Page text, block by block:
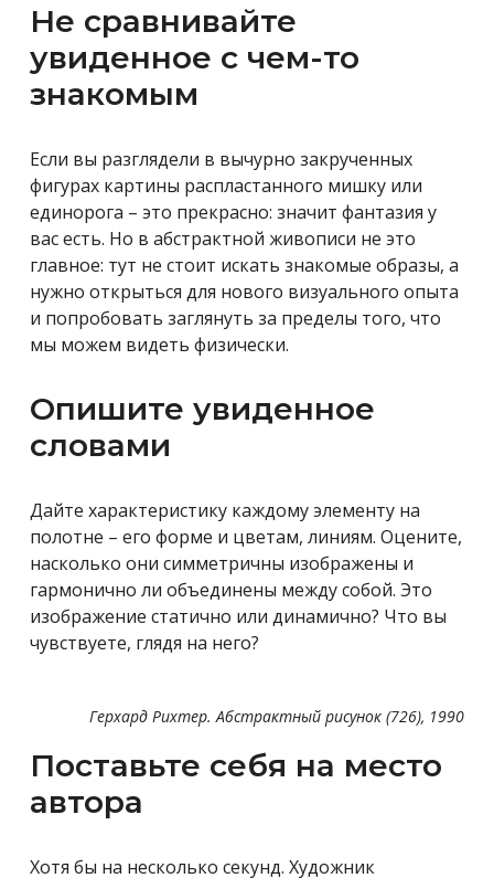
Не сравнивайте
увиденное с чем-то
знакомым
Если вы разглядели в вычурно закрученных
фигурах картины распластанного мишку или
единорога – это прекрасно: значит фантазия у
вас есть. Но в абстрактной живописи не это
главное: тут не стоит искать знакомые образы, а
нужно открыться для нового визуального опыта
и попробовать заглянуть за пределы того, что
мы можем видеть физически.
Опишите увиденное
словами
Дайте характеристику каждому элементу на
полотне – его форме и цветам, линиям. Оцените,
насколько они симметричны изображены и
гармонично ли объединены между собой. Это
изображение статично или динамично? Что вы
чувствуете, глядя на него?
Герхард Рихтер. Абстрактный рисунок (726), 1990
Поставьте себя на место
автора
Хотя бы на несколько секунд. Художник